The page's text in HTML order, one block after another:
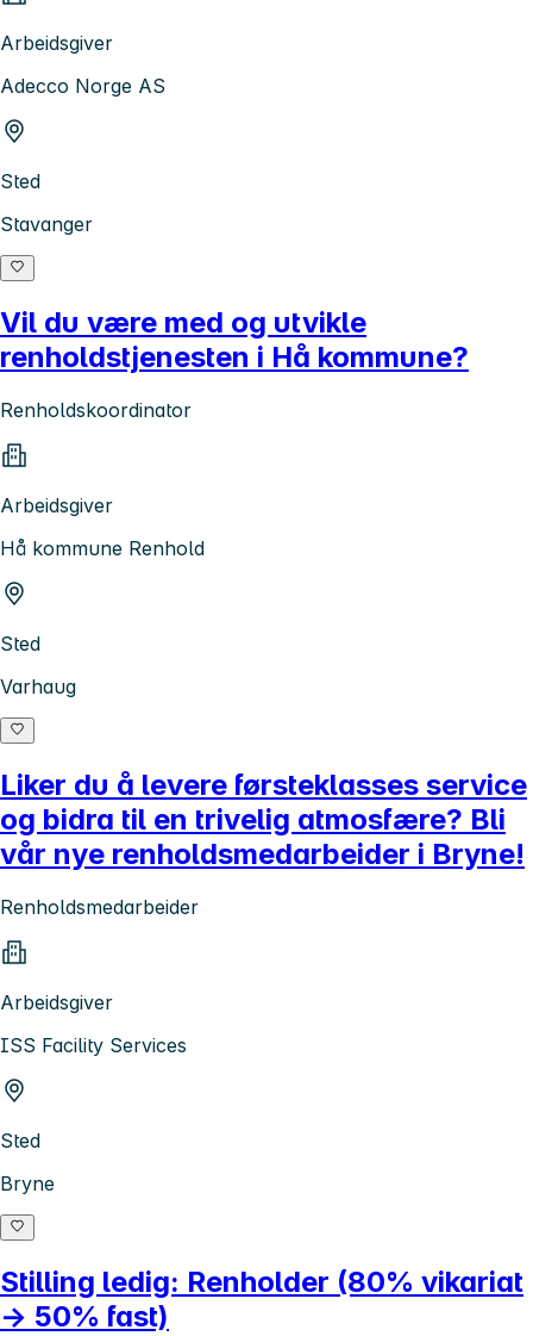
Arbeidsgiver
Adecco Norge AS
Sted
Stavanger
Vil du være med og utvikle
renholdstjenesten i Hå kommune?
Renholdskoordinator
Arbeidsgiver
Hå kommune Renhold
Sted
Varhaug
Liker du å levere førsteklasses service
og bidra til en trivelig atmosfære? Bli
vår nye renholdsmedarbeider i Bryne!
Renholdsmedarbeider
Arbeidsgiver
ISS Facility Services
Sted
Bryne
Stilling ledig: Renholder (80% vikariat
→ 50% fast)